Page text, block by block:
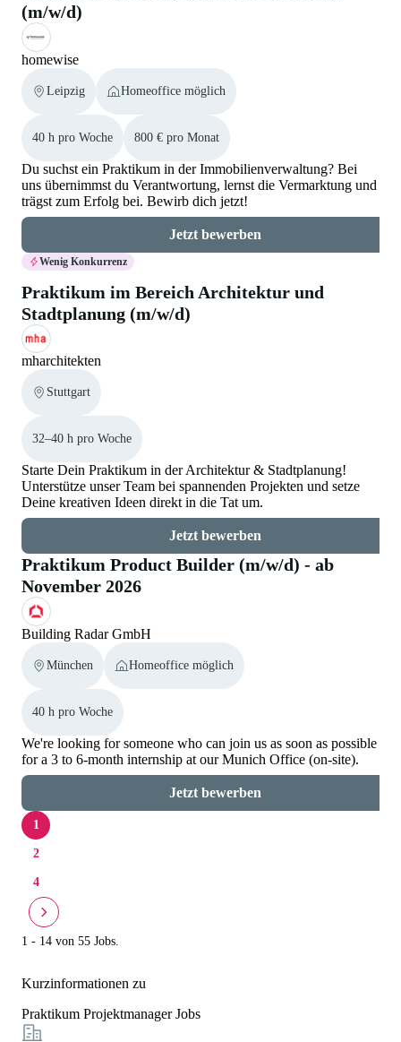
(m/w/d)
homewise
Leipzig Homeoffice möglich
40 h pro Woche 800 € pro Monat
Du suchst ein Praktikum in der Immobilienverwaltung? Bei
uns übernimmst du Verantwortung, lernst die Vermarktung und
trägst zum Erfolg bei. Bewirb dich jetzt!
Jetzt bewerben
Wenig Konkurrenz
Praktikum im Bereich Architektur und
Stadtplanung (m/w/d)
mharchitekten
Stuttgart
32–40 h pro Woche
Starte Dein Praktikum in der Architektur & Stadtplanung!
Unterstütze unser Team bei spannenden Projekten und setze
Deine kreativen Ideen direkt in die Tat um.
Jetzt bewerben
Praktikum Product Builder (m/w/d) - ab
November 2026
Building Radar GmbH
München Homeoffice möglich
40 h pro Woche
We're looking for someone who can join us as soon as possible
for a 3 to 6-month internship at our Munich Office (on-site).
Jetzt bewerben
1
2
4
1 - 14 von 55 Jobs.
Kurzinformationen zu
Praktikum Projektmanager Jobs